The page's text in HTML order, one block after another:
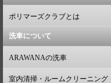
ポリマーズクラブとは
洗車について
ARAWANAの洗車
室内清掃・ルームクリーニング